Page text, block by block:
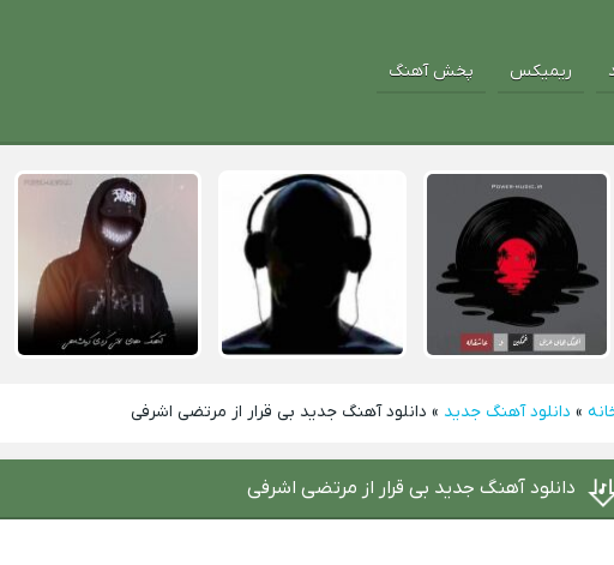
ریمیکس پخش آهنگ
» دانلود آهنگ جدید » دانلود آهنگ جدید بی قرار از مرتضی اشرفی
دانلود آهنگ جدید بی قرار از مرتضی اشرفی